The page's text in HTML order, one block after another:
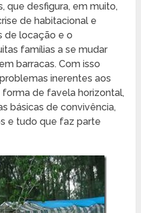
que desfigura, em muito,
de habitacional e
de locação e o
famílias a se mudar
barracas. Com isso
inerentes aos
forma de favela horizontal,
básicas de convivência,
e tudo que faz parte